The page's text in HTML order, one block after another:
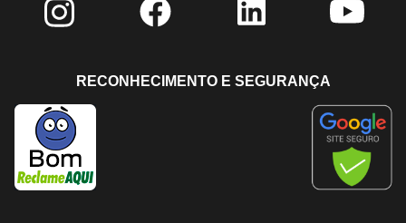
RECONHECIMENTO E SEGURANÇA